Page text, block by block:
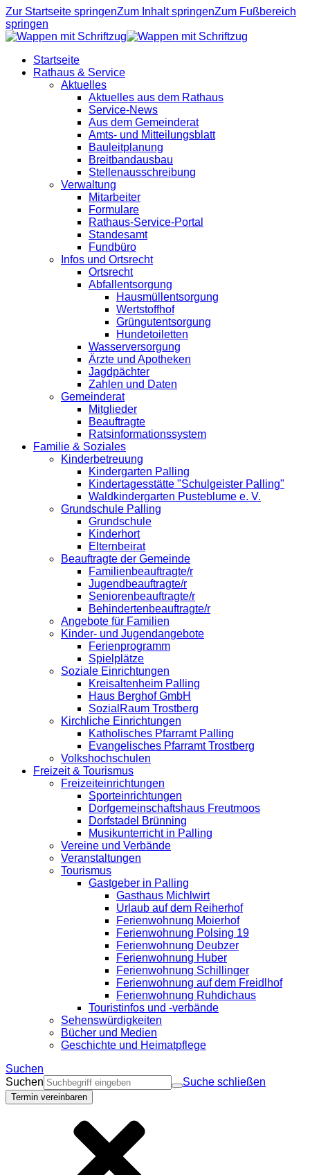
Zur Startseite springenZum Inhalt springenZum Fußbereich
springen
Startseite
Rathaus & Service
Aktuelles
Aktuelles aus dem Rathaus
Service-News
Aus dem Gemeinderat
Amts- und Mitteilungsblatt
Bauleitplanung
Breitbandausbau
Stellenausschreibung
Verwaltung
Mitarbeiter
Formulare
Rathaus-Service-Portal
Standesamt
Fundbüro
Infos und Ortsrecht
Ortsrecht
Abfallentsorgung
Hausmüllentsorgung
Wertstoffhof
Grüngutentsorgung
Hundetoiletten
Wasserversorgung
Ärzte und Apotheken
Jagdpächter
Zahlen und Daten
Gemeinderat
Mitglieder
Beauftragte
Ratsinformationssystem
Familie & Soziales
Kinderbetreuung
Kindergarten Palling
Kindertagesstätte "Schulgeister Palling"
Waldkindergarten Pusteblume e. V.
Grundschule Palling
Grundschule
Kinderhort
Elternbeirat
Beauftragte der Gemeinde
Familienbeauftragte/r
Jugendbeauftragte/r
Seniorenbeauftragte/r
Behindertenbeauftragte/r
Angebote für Familien
Kinder- und Jugendangebote
Ferienprogramm
Spielplätze
Soziale Einrichtungen
Kreisaltenheim Palling
Haus Berghof GmbH
SozialRaum Trostberg
Kirchliche Einrichtungen
Katholisches Pfarramt Palling
Evangelisches Pfarramt Trostberg
Volkshochschulen
Freizeit & Tourismus
Freizeiteinrichtungen
Sporteinrichtungen
Dorfgemeinschaftshaus Freutmoos
Dorfstadel Brünning
Musikunterricht in Palling
Vereine und Verbände
Veranstaltungen
Tourismus
Gastgeber in Palling
Gasthaus Michlwirt
Urlaub auf dem Reiherhof
Ferienwohnung Moierhof
Ferienwohnung Polsing 19
Ferienwohnung Deubzer
Ferienwohnung Huber
Ferienwohnung Schillinger
Ferienwohnung auf dem Freidlhof
Ferienwohnung Ruhdichaus
Touristinfos und -verbände
Sehenswürdigkeiten
Bücher und Medien
Geschichte und Heimatpflege
Suchen
Suchen
Suche schließen
Termin vereinbaren